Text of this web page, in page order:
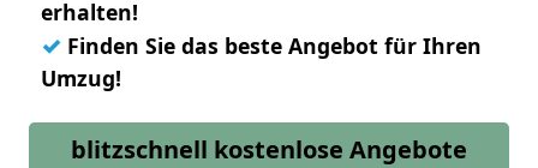
erhalten!
✓ Finden Sie das beste Angebot für Ihren
Umzug!
blitzschnell kostenlose Angebote